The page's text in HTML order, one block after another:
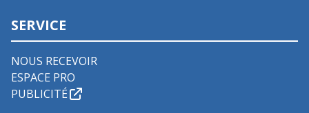
SERVICE
NOUS RECEVOIR
ESPACE PRO
PUBLICITÉ